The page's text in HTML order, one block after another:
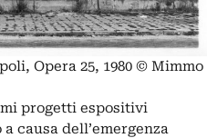
Opera 25, 1980 © Mimmo
progetti espositivi
causa dell’emergenza